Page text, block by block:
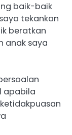
baik-baik
tekankan
beratkan
anak saya
apabila